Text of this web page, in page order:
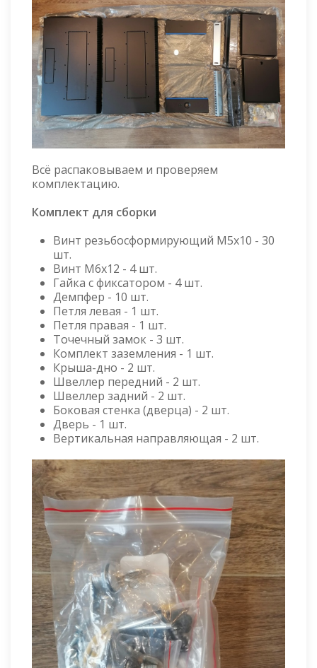
Всё распаковываем и проверяем
комплектацию.
Комплект для сборки
Винт резьбосформирующий M5x10 - 30
шт.
Винт М6x12 - 4 шт.
Гайка с фиксатором - 4 шт.
Демпфер - 10 шт.
Петля левая - 1 шт.
Петля правая - 1 шт.
Точечный замок - 3 шт.
Комплект заземления - 1 шт.
Крыша-дно - 2 шт.
Швеллер передний - 2 шт.
Швеллер задний - 2 шт.
Боковая стенка (дверца) - 2 шт.
Дверь - 1 шт.
Вертикальная направляющая - 2 шт.